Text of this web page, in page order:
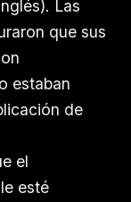
Las
que sus
estaban
de
el
esté